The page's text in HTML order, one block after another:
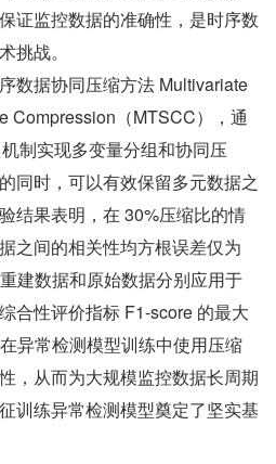
证监控数据的准确性，是时序数
挑战。
数据协同压缩方法 Multivariate
Compression（MTSCC），通
制实现多变量分组和协同压
同时，可以有效保留多元数据之
结果表明，在 30%压缩比的情
之间的相关性均方根误差仅为
建数据和原始数据分别应用于
合性评价指标 F1-score 的最大
异常检测模型训练中使用压缩
，从而为大规模监控数据长周期
训练异常检测模型奠定了坚实基